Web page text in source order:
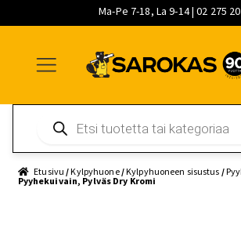
Ma-Pe 7-18, La 9-14 | 02 275
navigointiin
sisältöön
pääsisältöön
search
Etusivu /Kylpyhuone/Kylpyhuoneen sisustus /
Pyyhekuivain, Pylväs Dry Kromi